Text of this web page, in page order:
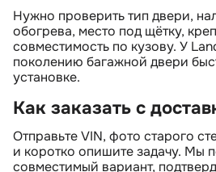
Нужно проверить тип двери,
обогрева, место под щётку,
совместимость по кузову. У
поколению багажной двери
установке.
Как заказать с
Отправьте VIN, фото старого
и коротко опишите задачу. Мы
совместимый вариант,